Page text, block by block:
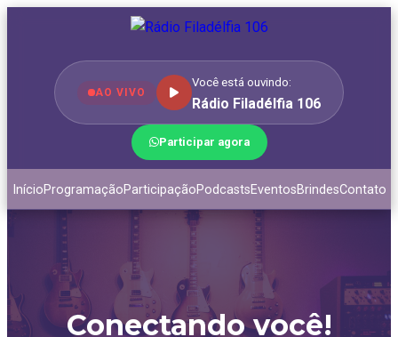
AO VIVO
Você está ouvindo:
Rádio Filadélfia 106
Participar agora
InícioProgramaçãoParticipaçãoPodcastsEventosBrindesContato
Conectando você!